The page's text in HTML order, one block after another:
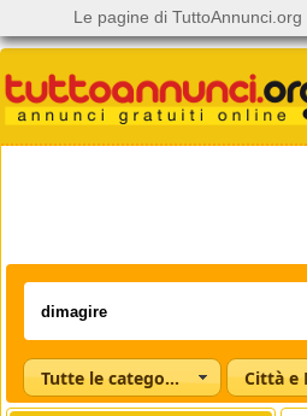
Tutte le categorie Città e
Le pagine di